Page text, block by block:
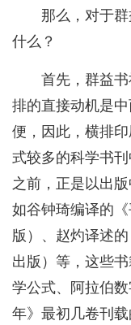
那么，对于
什么？
首先，群益
排的直接动机是
便，因此，横排
式较多的科学书
之前，正是以出
如谷钟琦编译的
版）、赵灼译述
出版）等，这些
学公式、阿拉伯
年》最初几卷刊